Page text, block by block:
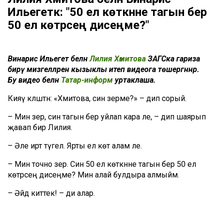
Ильегеткә: "50 ел көткәнне тагын бер
50 ел көтәрсең дисеңме?"
Винарис Ильегет беләнЛилия Хәмитова ЗАГСка гариза
бирү мизгелләрен кызыклы итеп видеога төшергәннәр.
Бу видео белән Татар-информ уртаклаша.
Кияү кәләштән: «Хәмитова, син әзерме?» – дип сорый.
– Мин әзер, син тагын бер уйлап кара әле, – дип шаярып
җавап бирә Лилия.
– Әле иртә түгел. Ярты ел көтә алам әле.
– Мин точно әзер. Син 50 ел көткәнне тагын бер 50 ел
көтәрсең дисеңме? Мин алай булдыра алмыйм.
– Әйдә киттек! – ди алар.